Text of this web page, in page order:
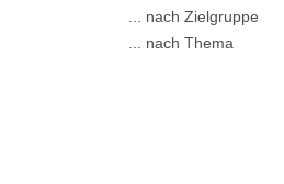
... nach Zielgruppe
... nach Thema